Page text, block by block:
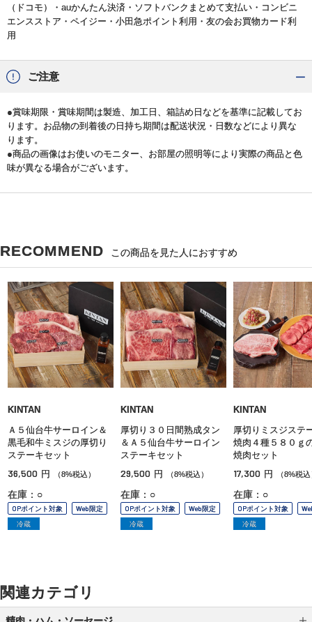
（ドコモ）・auかんたん決済・ソフトバンクまとめて支払い・コンビニ
エンスストア・ペイジー・小田急ポイント利用・友の会お買物カード利
用
ご注意
●賞味期限・賞味期間は製造、加工日、箱詰め日などを基準に記載してお
ります。お品物の到着後の日持ち期間は配送状況・日数などにより異な
ります。
●商品の画像はお使いのモニター、お部屋の照明等により実際の商品と色
味が異なる場合がございます。
RECOMMEND この商品を見た人におすすめ
KINTAN
Ａ５仙台牛サーロイン＆
黒毛和牛ミスジの厚切り
ステーキセット
36,500 円 （8%税込）
在庫：○
OPポイント対象
Web限定
冷蔵
KINTAN
厚切り３０日間熟成タン
＆Ａ５仙台牛サーロイン
ステーキセット
29,500 円 （8%税込）
在庫：○
OPポイント対象
Web限定
冷蔵
KINTAN
厚切りミスジステ
焼肉４種５８０ｇ
焼肉セット
17,300 円 （8%税
在庫：○
OPポイント対象
冷蔵
関連カテゴリ